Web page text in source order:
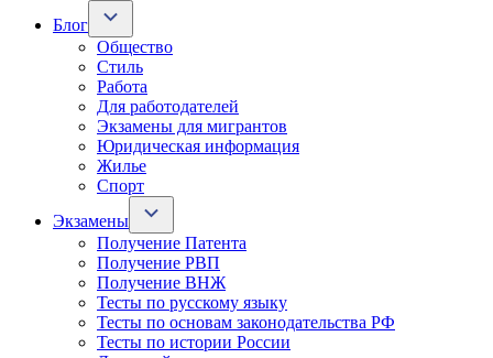
Блог
Общество
Стиль
Работа
Для работодателей
Экзамены для мигрантов
Юридическая информация
Жилье
Спорт
Экзамены
Получение Патента
Получение РВП
Получение ВНЖ
Тесты по русскому языку
Тесты по основам законодательства РФ
Тесты по истории России